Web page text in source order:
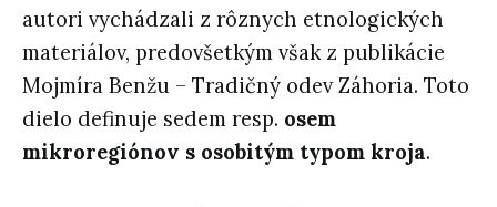
autori vychádzali z rôznych etnologických
materiálov, predovšetkým však z publikácie
Mojmíra Benžu – Tradičný odev Záhoria. Toto
dielo definuje sedem resp. osem
mikroregiónov s osobitým typom kroja.